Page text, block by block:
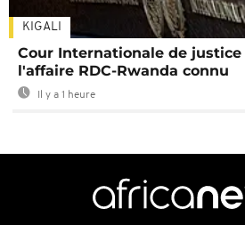
KIGALI
Cour Internationale de
l'affaire RDC-Rwanda connu
Il y a 1 heure